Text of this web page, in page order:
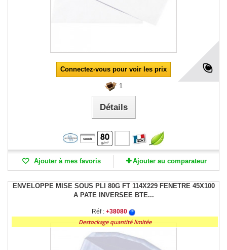
Connectez-vous pour voir les prix
1
Détails
Ajouter à mes favoris Ajouter au comparateur
ENVELOPPE MISE SOUS PLI 80G FT 114X229 FENETRE 45X100
A PATE INVERSEE BTE...
Réf : +38080
Destockage quantité limitée